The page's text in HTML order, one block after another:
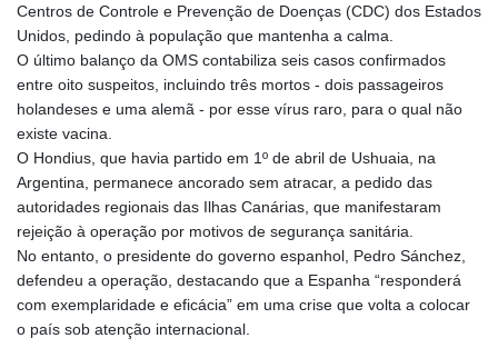
Centros de Controle e Prevenção de Doenças (CDC) dos Estados
Unidos, pedindo à população que mantenha a calma.
O último balanço da OMS contabiliza seis casos confirmados
entre oito suspeitos, incluindo três mortos - dois passageiros
holandeses e uma alemã - por esse vírus raro, para o qual não
existe vacina.
O Hondius, que havia partido em 1º de abril de Ushuaia, na
Argentina, permanece ancorado sem atracar, a pedido das
autoridades regionais das Ilhas Canárias, que manifestaram
rejeição à operação por motivos de segurança sanitária.
No entanto, o presidente do governo espanhol, Pedro Sánchez,
defendeu a operação, destacando que a Espanha “responderá
com exemplaridade e eficácia” em uma crise que volta a colocar
o país sob atenção internacional.